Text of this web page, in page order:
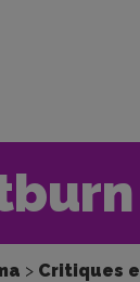
Critiques